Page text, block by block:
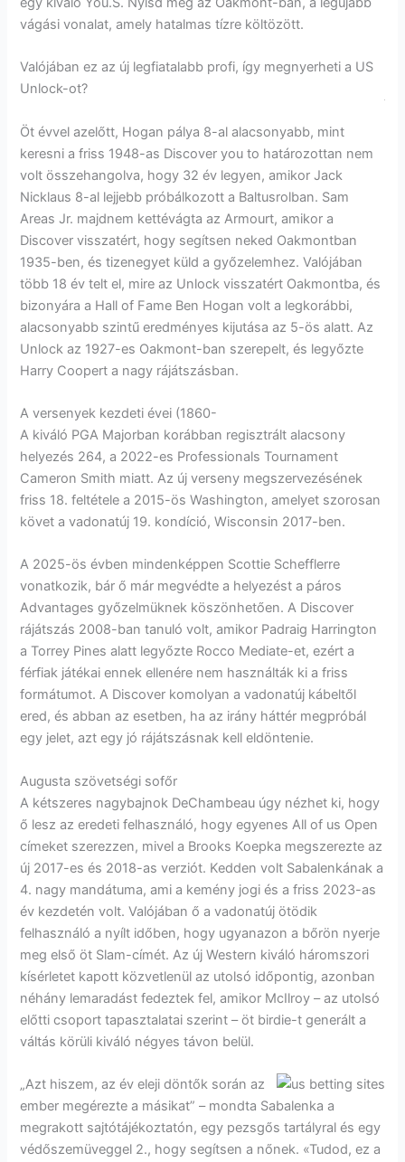
vágási vonalat, amely hatalmas tízre költözött.
Valójában ez az új legfiatalabb profi, így megnyerheti a US
Unlock-ot?
Öt évvel azelőtt, Hogan pálya 8-al alacsonyabb, mint
keresni a friss 1948-as Discover you to határozottan nem
volt összehangolva, hogy 32 év legyen, amikor Jack
Nicklaus 8-al lejjebb próbálkozott a Baltusrolban. Sam
Areas Jr. majdnem kettévágta az Armourt, amikor a
Discover visszatért, hogy segítsen neked Oakmontban
1935-ben, és tizenegyet küld a győzelemhez. Valójában
több 18 év telt el, mire az Unlock visszatért Oakmontba, és
bizonyára a Hall of Fame Ben Hogan volt a legkorábbi,
alacsonyabb szintű eredményes kijutása az 5-ös alatt. Az
Unlock az 1927-es Oakmont-ban szerepelt, és legyőzte
Harry Coopert a nagy rájátszásban.
A versenyek kezdeti évei (1860-
A kiváló PGA Majorban korábban regisztrált alacsony
helyezés 264, a 2022-es Professionals Tournament
Cameron Smith miatt. Az új verseny megszervezésének
friss 18. feltétele a 2015-ös Washington, amelyet szorosan
követ a vadonatúj 19. kondíció, Wisconsin 2017-ben.
A 2025-ös évben mindenképpen Scottie Schefflerre
vonatkozik, bár ő már megvédte a helyezést a páros
Advantages győzelmüknek köszönhetően. A Discover
rájátszás 2008-ban tanuló volt, amikor Padraig Harrington
a Torrey Pines alatt legyőzte Rocco Mediate-et, ezért a
férfiak játékai ennek ellenére nem használták ki a friss
formátumot. A Discover komolyan a vadonatúj kábeltől
ered, és abban az esetben, ha az irány háttér megpróbál
egy jelet, azt egy jó rájátszásnak kell eldöntenie.
Augusta szövetségi sofőr
A kétszeres nagybajnok DeChambeau úgy nézhet ki, hogy
ő lesz az eredeti felhasználó, hogy egyenes All of us Open
címeket szerezzen, mivel a Brooks Koepka megszerezte az
új 2017-es és 2018-as verziót. Kedden volt Sabalenkának a
4. nagy mandátuma, ami a kemény jogi és a friss 2023-as
év kezdetén volt. Valójában ő a vadonatúj ötödik
felhasználó a nyílt időben, hogy ugyanazon a bőrön nyerje
meg első öt Slam-címét. Az új Western kiváló háromszori
kísérletet kapott közvetlenül az utolsó időpontig, azonban
néhány lemaradást fedeztek fel, amikor McIlroy – az utolsó
előtti csoport tapasztalatai szerint – öt birdie-t generált a
váltás körüli kiváló négyes távon belül.
„Azt hiszem, az év eleji döntők során az
ember megérezte a másikat” – mondta Sabalenka a
megrakott sajtótájékoztatón, egy pezsgős tartályral és egy
védőszemüveggel 2., hogy segítsen a nőnek. «Tudod, ez a